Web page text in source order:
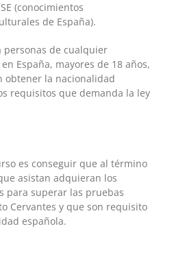
(conocimientos
de España).
personas de cualquier
España, mayores de 18 años,
obtener la nacionalidad
requisitos que demanda la ley
es conseguir que al término
asistan adquieran los
para superar las pruebas
Cervantes y que son requisito
española.